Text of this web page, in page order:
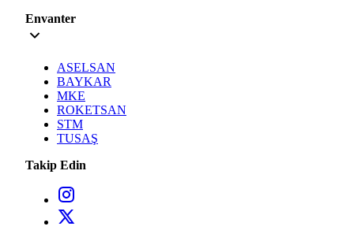
Envanter
ASELSAN
BAYKAR
MKE
ROKETSAN
STM
TUSAŞ
Takip Edin